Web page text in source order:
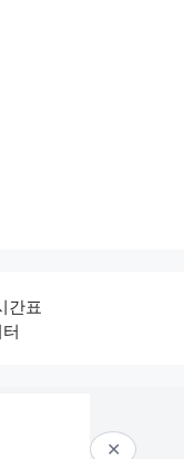
간표
✕